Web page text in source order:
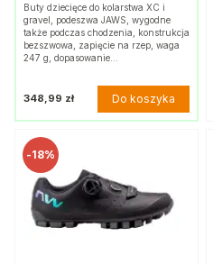
Buty dziecięce do kolarstwa XC i
gravel, podeszwa JAWS, wygodne
także podczas chodzenia, konstrukcja
bezszwowa, zapięcie na rzep, waga
247 g, dopasowanie…
348,99 zł Do koszyka
-18%